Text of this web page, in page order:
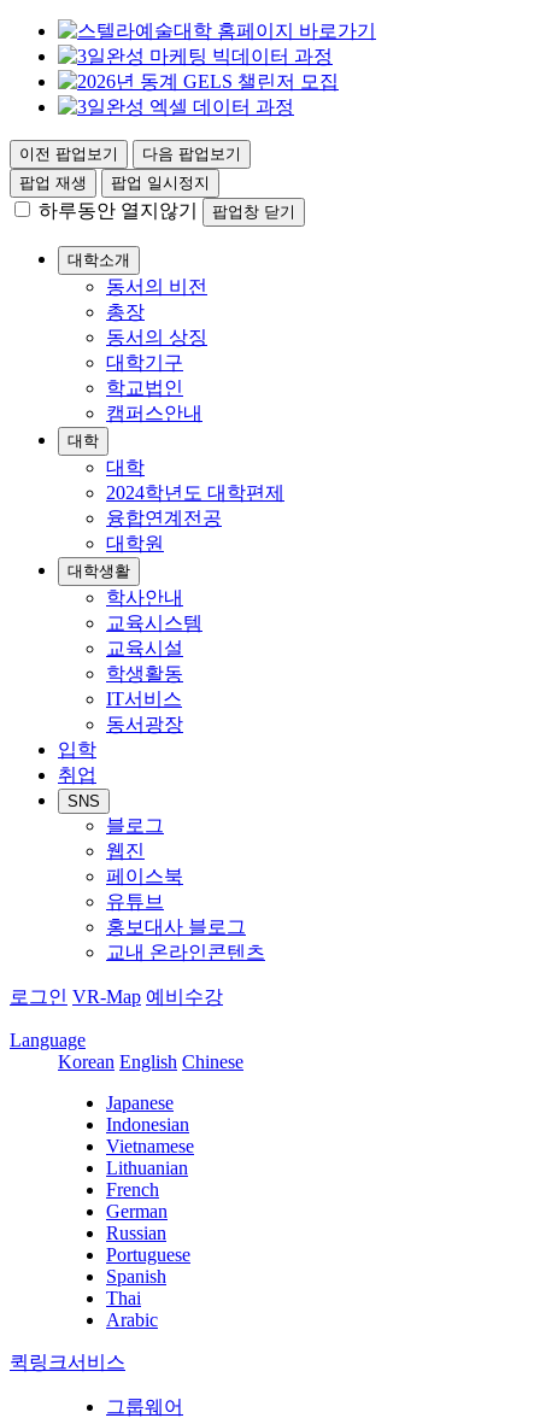
이전 팝업보기
다음 팝업보기
팝업 재생
팝업 일시정지
하루동안 열지않기 팝업창 닫기
대학소개
동서의 비전
총장
동서의 상징
대학기구
학교법인
캠퍼스안내
대학
대학
2024학년도 대학편제
융합연계전공
대학원
대학생활
학사안내
교육시스템
교육시설
학생활동
IT서비스
동서광장
입학
취업
SNS
블로그
웹진
페이스북
유튜브
홍보대사 블로그
교내 온라인콘텐츠
로그인 VR-Map 예비수강
Language
Korean English Chinese
Japanese
Indonesian
Vietnamese
Lithuanian
French
German
Russian
Portuguese
Spanish
Thai
Arabic
퀵링크서비스
그룹웨어